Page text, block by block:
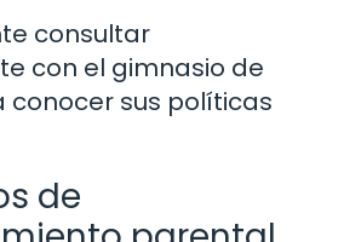
consultar
con el gimnasio de
conocer sus políticas
de